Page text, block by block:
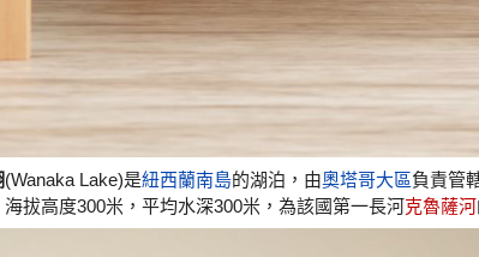
(Wanaka Lake)是紐西蘭南島的湖泊，由奧塔哥大區負責管
海拔高度300米，平均水深300米，為該國第一長河克魯薩河